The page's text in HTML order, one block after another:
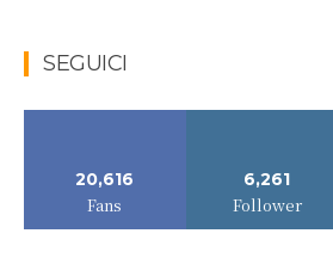
SEGUICI
20,616
Fans
6,261
Follower